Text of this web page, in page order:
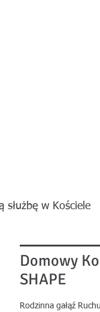
służbę w Kościele
Domowy
SHAPE
Rodzinna gałąź